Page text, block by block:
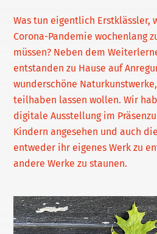
Was tun eigentlich Erstklässler,
Corona-Pandemie wochenlang
müssen? Neben dem
entstanden zu Hause auf
wunderschöne
teilhaben lassen wollen. Wir
digitale Ausstellung im
Kindern angesehen und auch
entweder ihr eigenes Werk zu
andere Werke zu staunen.